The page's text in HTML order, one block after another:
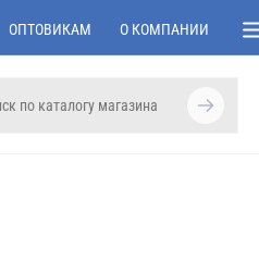
ОПТОВИКАМ О КОМПАНИИ